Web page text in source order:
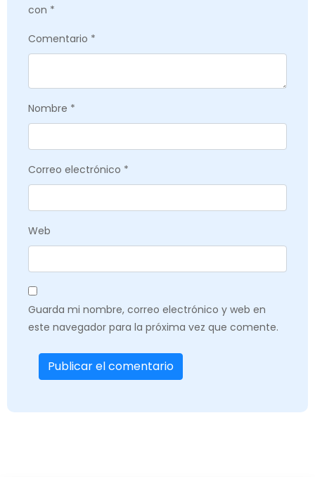
con *
Comentario *
Nombre *
Correo electrónico *
Web
Guarda mi nombre, correo electrónico y web en
este navegador para la próxima vez que comente.